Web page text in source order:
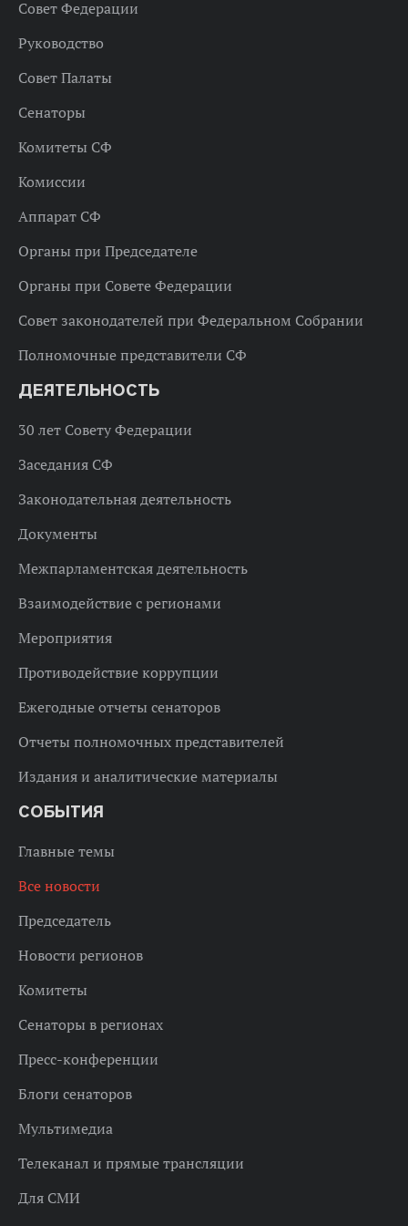
Совет Федерации
Руководство
Совет Палаты
Сенаторы
Комитеты СФ
Комиссии
Аппарат СФ
Органы при Председателе
Органы при Совете Федерации
Совет законодателей при Федеральном Собрании
Полномочные представители СФ
ДЕЯТЕЛЬНОСТЬ
30 лет Совету Федерации
Заседания СФ
Законодательная деятельность
Документы
Межпарламентская деятельность
Взаимодействие с регионами
Мероприятия
Противодействие коррупции
Ежегодные отчеты сенаторов
Отчеты полномочных представителей
Издания и аналитические материалы
СОБЫТИЯ
Главные темы
Все новости
Председатель
Новости регионов
Комитеты
Сенаторы в регионах
Пресс-конференции
Блоги сенаторов
Мультимедиа
Телеканал и прямые трансляции
Для СМИ